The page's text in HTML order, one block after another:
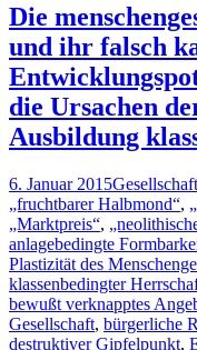
Die
und ihr falsch
die Ursachen
Ausbildung
6. Januar 2015
„fruchtbarer Halbmond“,
„Marktpreis“,
anlagebedingte
Plastizität des
klassenbedingter
bewußt verknapptes
Gesellschaft, bürgerliche
destruktiver Gipfelpunkt,